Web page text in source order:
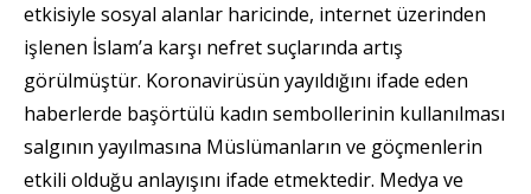
etkisiyle sosyal alanlar haricinde, internet üzerinden
işlenen İslam’a karşı nefret suçlarında artış
görülmüştür. Koronavirüsün yayıldığını ifade eden
haberlerde başörtülü kadın sembollerinin kullanılması
salgının yayılmasına Müslümanların ve göçmenlerin
etkili olduğu anlayışını ifade etmektedir. Medya ve